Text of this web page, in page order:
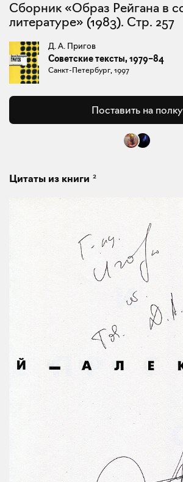
Сборник «Образ Рейгана в советской
литературе» (1983). Стр. 257
Д. А. Пригов
Советские тексты, 1979–84
Санкт-Петербург, 1997
Поставить на полку
Цитаты из книги 2